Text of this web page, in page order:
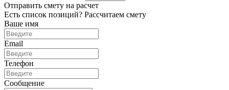
Отправить смету на расчет
Есть список позиций? Рассчитаем смету
Ваше имя
Email
Телефон
Сообщение